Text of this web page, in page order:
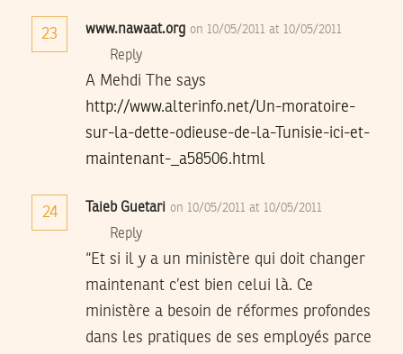
23 www.nawaat.org on 10/05/2011 at 10/05/2011
Reply
A Mehdi The says
http://www.alterinfo.net/Un-moratoire-
sur-la-dette-odieuse-de-la-Tunisie-ici-et-
maintenant-_a58506.html
24 Taieb Guetari on 10/05/2011 at 10/05/2011
Reply
“Et si il y a un ministère qui doit changer
maintenant c’est bien celui là. Ce
ministère a besoin de réformes profondes
dans les pratiques de ses employés parce